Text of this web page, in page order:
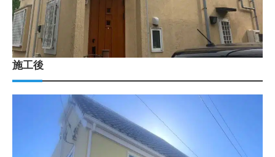
施工後